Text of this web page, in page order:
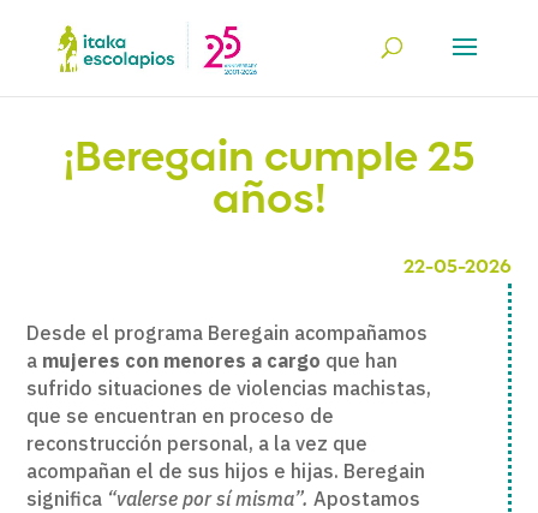
¡Beregain cumple 25
años!
22-05-2026
Desde el programa Beregain acompañamos
a mujeres con menores a cargo que han
sufrido situaciones de violencias machistas,
que se encuentran en proceso de
reconstrucción personal, a la vez que
acompañan el de sus hijos e hijas. Beregain
significa “valerse por sí misma”.Apostamos